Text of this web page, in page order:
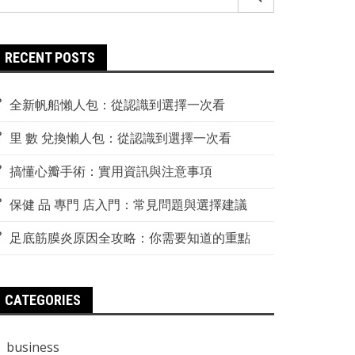
RECENT POSTS
全新帆船懶人包：從認識到選擇一次看
里 數 兌換懶人包：從認識到選擇一次看
搞懂心瓣手術：實用資訊與注意事項
保健 品 專門 店入門：常見問題與選擇建議
足底筋膜炎原因全攻略：你需要知道的重點
CATEGORIES
business